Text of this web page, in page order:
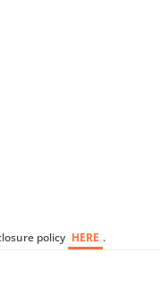
policy HERE .